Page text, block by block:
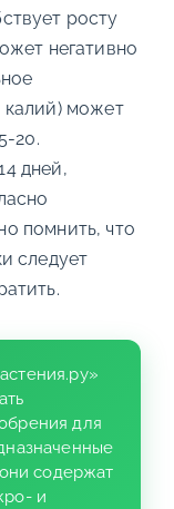
росту
негативно
калий) может
20.
дней,
помнить, что
следует
для
содержат
и